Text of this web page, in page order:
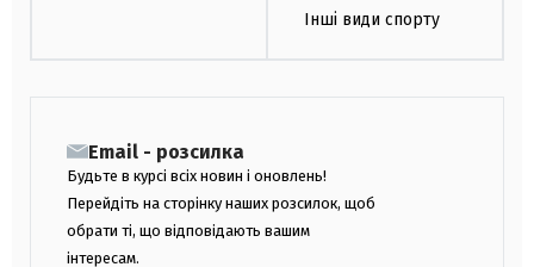
Інші види спорту
Email - розсилка
Будьте в курсі всіх новин і оновлень!
Перейдіть на сторінку наших розсилок, щоб
обрати ті, що відповідають вашим
інтересам.